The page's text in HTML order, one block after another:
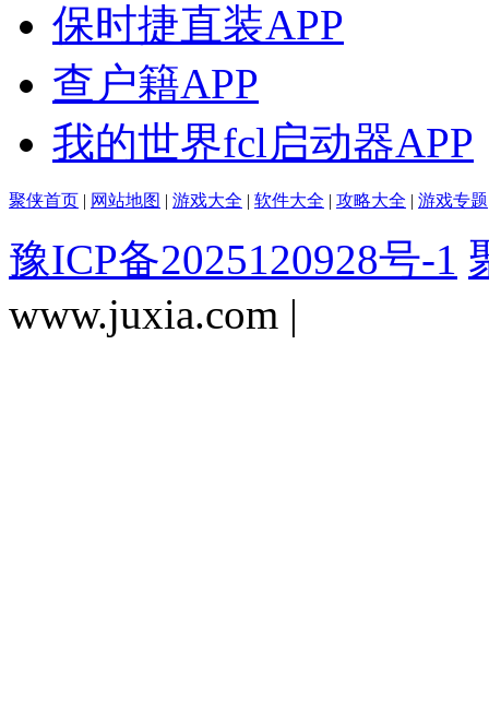
保时捷直装APP
查户籍APP
我的世界fcl启动器APP
聚侠首页 | 网站地图 | 游戏大全 | 软件大全 | 攻略大全 | 游戏专题
豫ICP备2025120928号-1
www.juxia.com |